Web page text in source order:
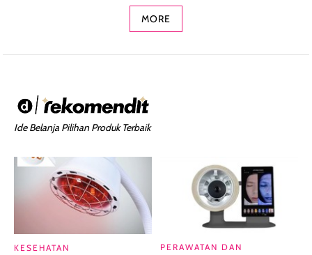
MORE
Ide Belanja Pilihan Produk Terbaik
KESEHATAN
PERAWATAN DAN